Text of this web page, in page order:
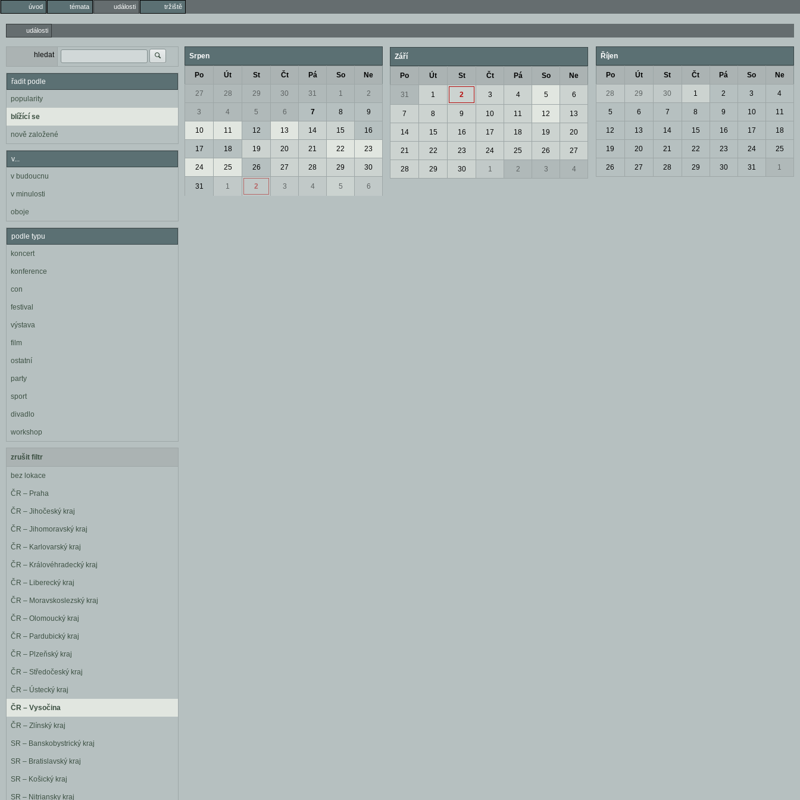
úvod témata události tržiště
události
hledat
řadit podle
popularity
blížící se
nově založené
v...
v budoucnu
v minulosti
oboje
podle typu
koncert
konference
con
festival
výstava
film
ostatní
party
sport
divadlo
workshop
zrušit filtr
bez lokace
ČR – Praha
ČR – Jihočeský kraj
ČR – Jihomoravský kraj
ČR – Karlovarský kraj
ČR – Královéhradecký kraj
ČR – Liberecký kraj
ČR – Moravskoslezský kraj
ČR – Olomoucký kraj
ČR – Pardubický kraj
ČR – Plzeňský kraj
ČR – Středočeský kraj
ČR – Ústecký kraj
ČR – Vysočina
ČR – Zlínský kraj
SR – Banskobystrický kraj
SR – Bratislavský kraj
SR – Košický kraj
SR – Nitriansky kraj
Srpen
Po Út St Čt Pá So Ne
27 28 29 30 31 1 2
3 4 5 6 7 8 9
10 11 12 13 14 15 16
17 18 19 20 21 22 23
24 25 26 27 28 29 30
31 1 2 3 4 5 6
Září
Po Út St Čt Pá So Ne
31 1 2 3 4 5 6
7 8 9 10 11 12 13
14 15 16 17 18 19 20
21 22 23 24 25 26 27
28 29 30 1 2 3 4
Říjen
Po Út St Čt Pá So Ne
28 29 30 1 2 3 4
5 6 7 8 9 10 11
12 13 14 15 16 17 18
19 20 21 22 23 24 25
26 27 28 29 30 31 1